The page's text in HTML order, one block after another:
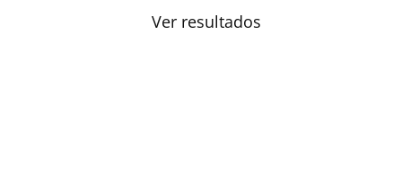
Ver resultados